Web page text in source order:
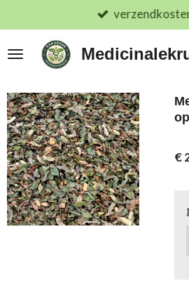
direct
naar
€